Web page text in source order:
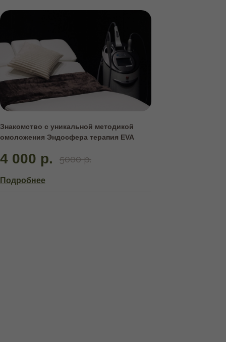
Знакомство с уникальной методикой
омоложения Эндосфера терапия EVA
4 000 р. 5000 р.
Подробнее